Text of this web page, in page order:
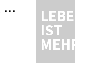
LEBEN
IST
MEHR